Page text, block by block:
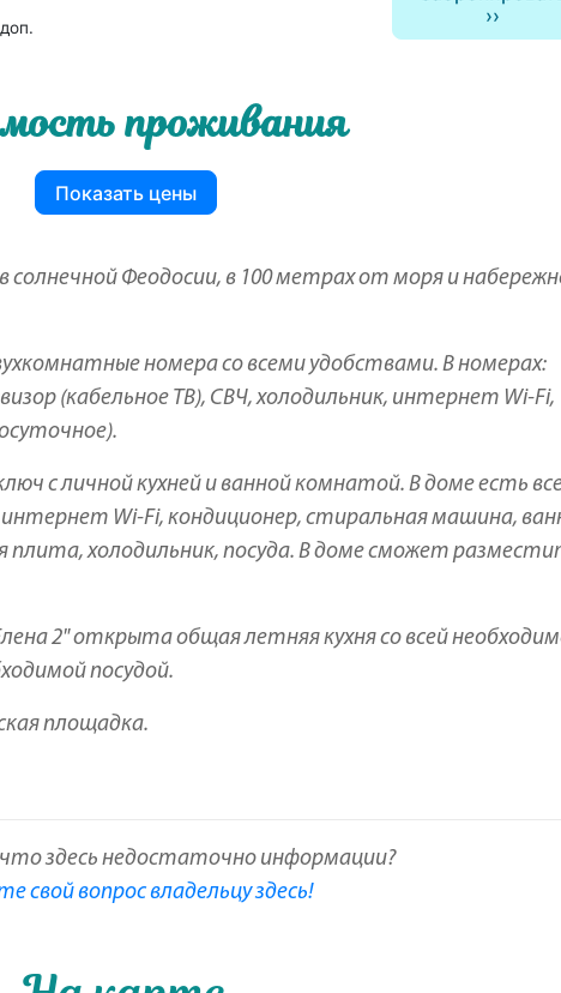
проживания
Показать цены
солнечной Феодосии, в 100 метрах от моря и
номера со всеми удобствами. В номерах:
(кабельное ТВ), СВЧ, холодильник, интернет Wi-Fi,
с личной кухней и ванной комнатой. В доме есть
Wi-Fi, кондиционер, стиральная машина,
плита, холодильник, посуда. В доме сможет
2" открыта общая летняя кухня со всей
посудой.
площадка.
здесь недостаточно информации?
свой вопрос владельцу здесь!